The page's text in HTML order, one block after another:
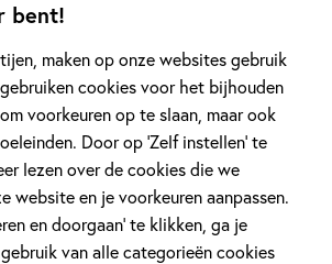
bent!
maken op onze websites gebruik
cookies voor het bijhouden
voorkeuren op te slaan, maar ook
Door op ‘Zelf instellen’ te
lezen over de cookies die we
website en je voorkeuren aanpassen.
en doorgaan’ te klikken, ga je
van alle categorieën cookies
al meer dan 25 jaar. Binnen 2
miljoenen kinderen op met Dolfje
steeds verschijnen ieder jaar nieuwe
en zijn vrienden spannende avonturen
op de hoogte blijven van alle
je dan op de maandelijksenieuwsmail
Lees verder